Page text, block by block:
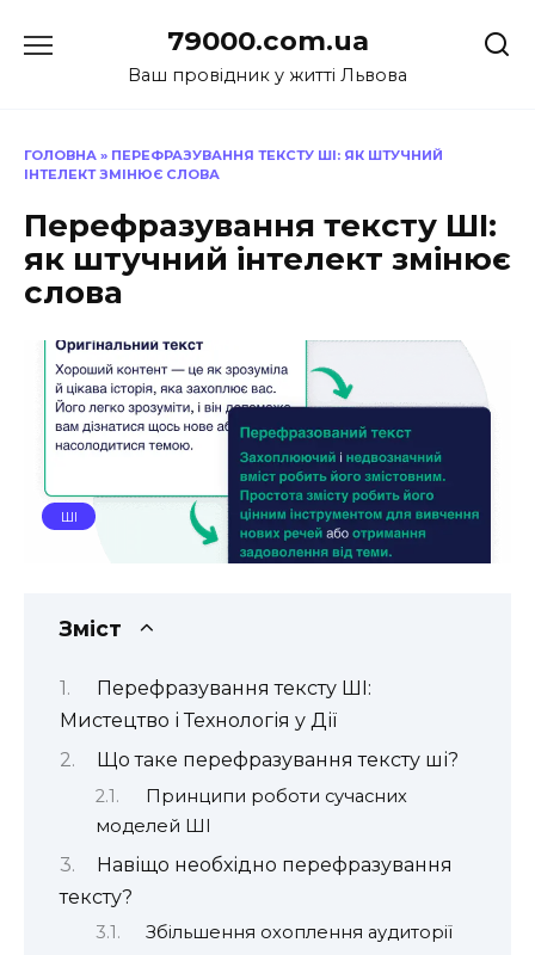
до
79000.com.ua
Ваш провідник у житті Львова
ГОЛОВНА » ПЕРЕФРАЗУВАННЯ ТЕКСТУ ШІ: ЯК ШТУЧНИЙ
ІНТЕЛЕКТ ЗМІНЮЄ СЛОВА
Перефразування тексту ШІ:
як штучний інтелект змінює
слова
ШІ
Зміст
Перефразування тексту ШІ:
Мистецтво і Технологія у Дії
Що таке перефразування тексту ші?
Принципи роботи сучасних
моделей ШІ
Навіщо необхідно перефразування
тексту?
Збільшення охоплення аудиторії